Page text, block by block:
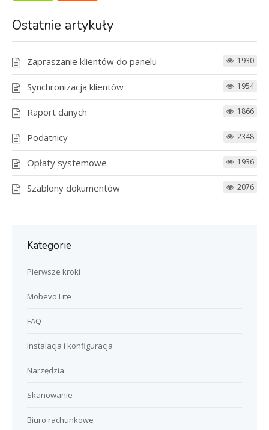
Ostatnie artykuły
Zapraszanie klientów do panelu 1930
Synchronizacja klientów 1954
Raport danych 1866
Podatnicy 2348
Opłaty systemowe 1936
Szablony dokumentów 2076
Kategorie
Pierwsze kroki
Mobevo Lite
FAQ
Instalacja i konfiguracja
Narzędzia
Skanowanie
Biuro rachunkowe